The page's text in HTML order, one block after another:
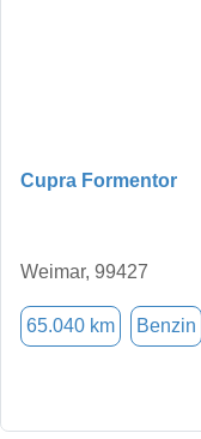
Cupra Formentor
Weimar, 99427
65.040 km Benzin